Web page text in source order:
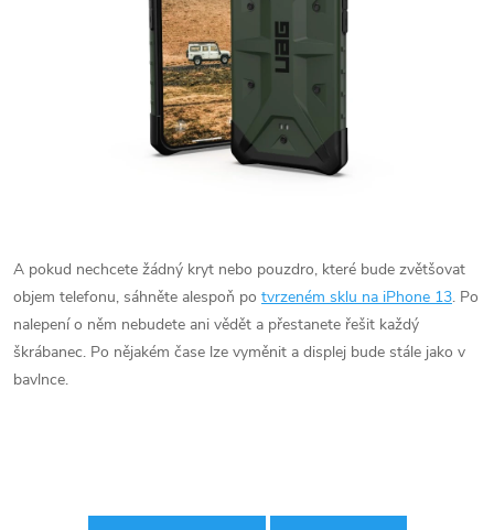
A pokud nechcete žádný kryt nebo pouzdro, které bude zvětšovat
objem telefonu, sáhněte alespoň po tvrzeném sklu na iPhone 13. Po
nalepení o něm nebudete ani vědět a přestanete řešit každý
škrábanec. Po nějakém čase lze vyměnit a displej bude stále jako v
bavlnce.